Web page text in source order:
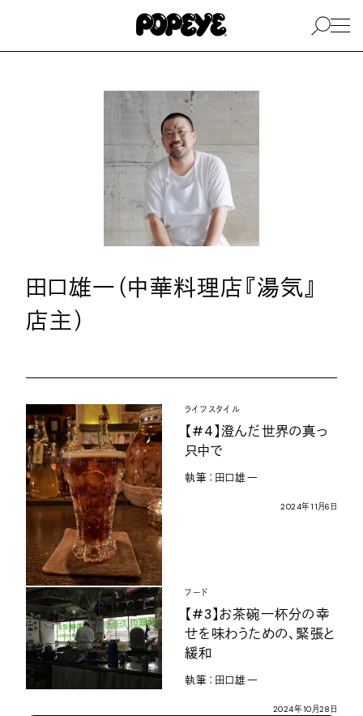
田口雄一（中華料理店『湯気』
店主）
ライフスタイル
【#4】澄んだ世界の真っ
只中で
執筆：田口雄一
2024年11月6 日
フード
【#3】お茶碗一杯分の幸
せを味わうための、緊張と
緩和
執筆：田口雄一
2024年10月28 日